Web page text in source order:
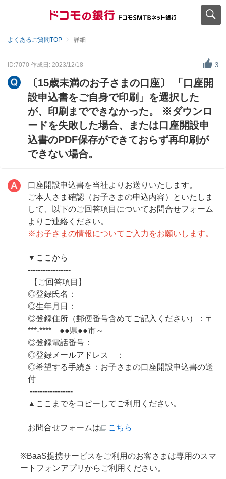
よくあるご質問TOP 詳細
ID:7070 作成日: 2023/12/18 3
〔15歳未満のお子さまの口座〕 「口座開
設申込書をご自身で印刷」を選択した
が、印刷までできなかった。 ※ダウンロ
ードを失敗した場合、または口座開設申
込書のPDF保存ができておらず再印刷が
できない場合。
口座開設申込書を当社よりお送りいたします。
ご本人さま確認（お子さまの申込内容）といたしま
して、以下のご回答項目についてお問合せフォーム
よりご連絡ください。
※お子さまの情報についてご入力をお願いします。
▼ここから
-----------------
【ご回答項目】
◎登録氏名：
◎生年月日：
◎登録住所（郵便番号含めてご記入ください）：〒
***-**** ●●県●●市～
◎登録電話番号：
◎登録メールアドレス ：
◎希望する手続き：お子さまの口座開設申込書の送
付
-----------------
▲ここまでをコピーしてご利用ください。
お問合せフォームは こちら
※BaaS提携サービスをご利用のお客さまは専用のスマ
ートフォンアプリからご利用ください。